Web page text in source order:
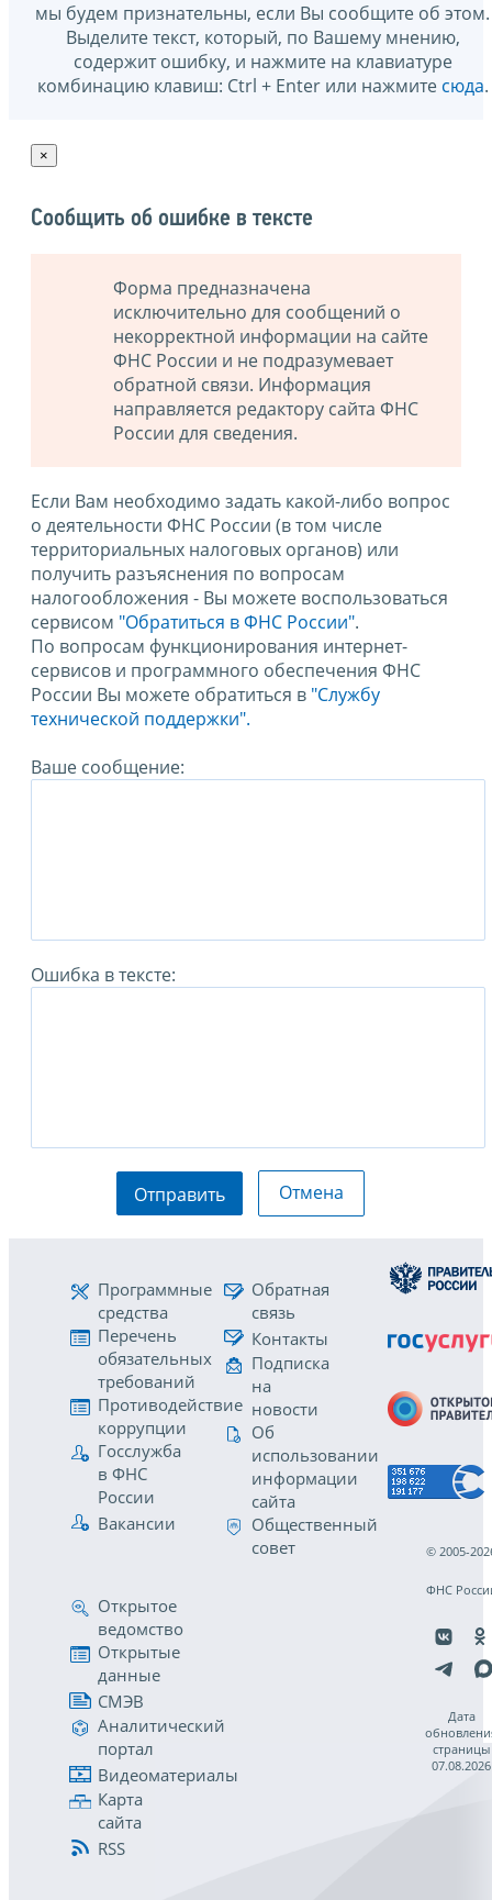
мы будем признательны, если Вы сообщите об этом.
Выделите текст, который, по Вашему мнению,
содержит ошибку, и нажмите на клавиатуре
комбинацию клавиш: Ctrl + Enter или нажмите сюда.
×
Сообщить об ошибке в тексте
Форма предназначена
исключительно для сообщений о
некорректной информации на сайте
ФНС России и не подразумевает
обратной связи. Информация
направляется редактору сайта ФНС
России для сведения.
Если Вам необходимо задать какой-либо вопрос
о деятельности ФНС России (в том числе
территориальных налоговых органов) или
получить разъяснения по вопросам
налогообложения - Вы можете воспользоваться
сервисом "Обратиться в ФНС России".
По вопросам функционирования интернет-
сервисов и программного обеспечения ФНС
России Вы можете обратиться в "Службу
технической поддержки".
Ваше сообщение:
Ошибка в тексте:
Отправить Отмена
Программные
средства
Перечень
обязательных
требований
Противодействие
коррупции
Госслужба
в ФНС
России
Вакансии
Обратная
связь
Контакты
Подписка
на
новости
Об
использовании
информации
сайта
Общественный
совет
Открытое
ведомство
Открытые
данные
СМЭВ
Аналитический
портал
Видеоматериалы
Карта
сайта
RSS
© 2005-
ФНС
Дата
страницы
07.08.2026